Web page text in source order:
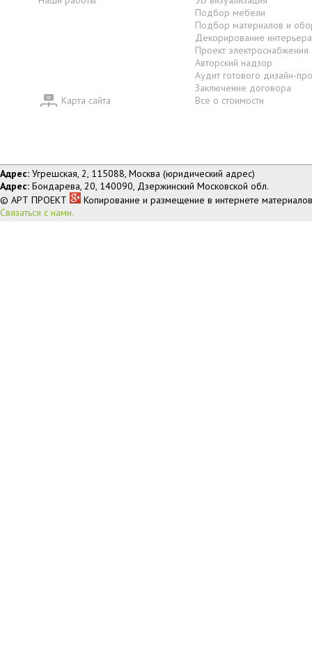
Карта сайта
Подбор мебели
Подбор материалов и
Декорирование интерьера
Проект электроснабжения
Авторский надзор
Аудит готового дизайн-
Заключение договора
Все о стоимости
Адрес: Угрешская, 2, 115088, Москва (юридический адрес)
Адрес: Бондарева, 20, 140090, Дзержинский Московской обл.
© АРТ ПРОЕКТ
Копирование и размещение в интернете
Связаться с нами.